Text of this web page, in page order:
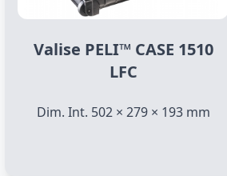
Valise PELI™ CASE 1510
LFC
Dim. Int. 502 × 279 × 193 mm